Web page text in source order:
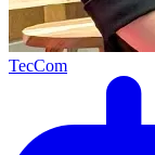
TecCom